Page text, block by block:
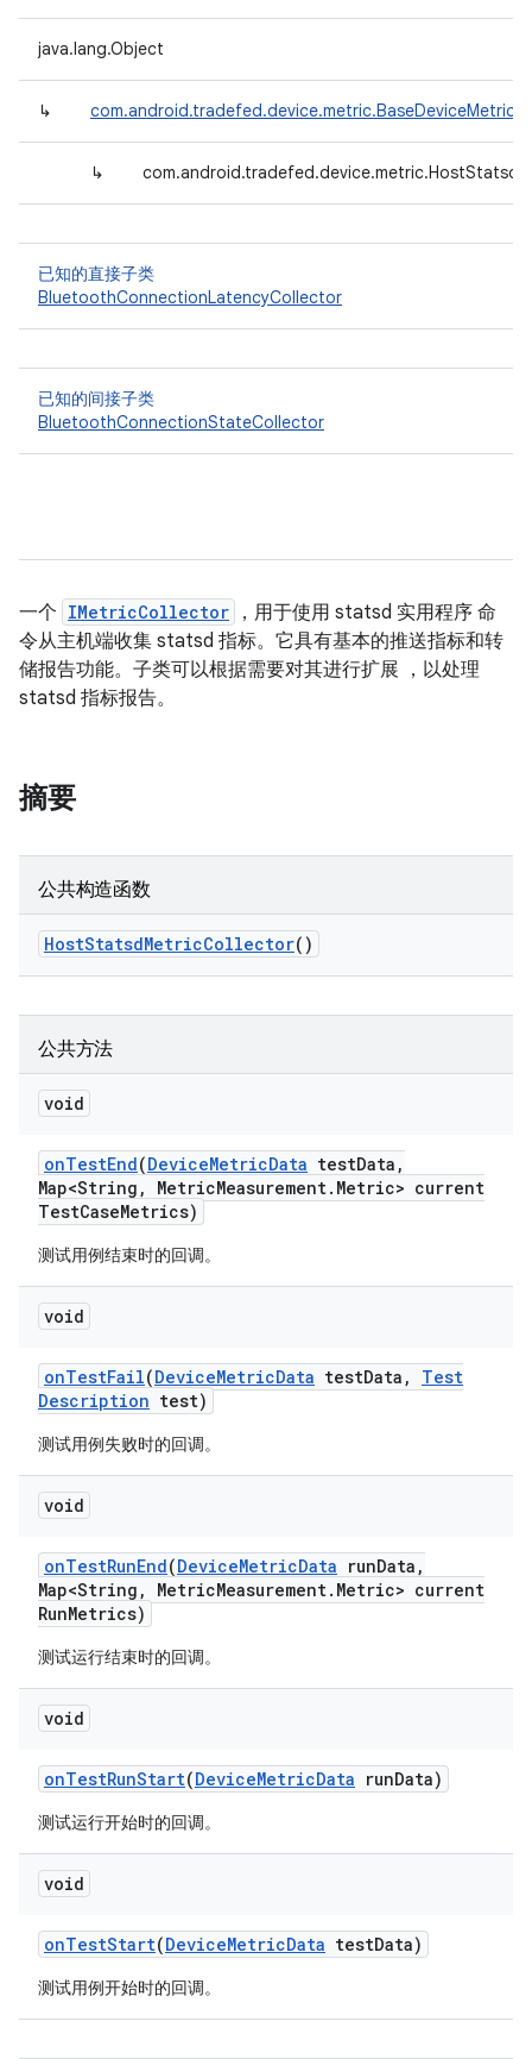
java.lang.Object
↳
↳
已知的直接子类
BluetoothConnectionLatencyCollector
已知的间接子类
BluetoothConnectionStateCollector
一个 IMetricCollector
，用于使用 statsd 实用程序 命
令从主机端收集 statsd 指标。它具有基本的推送指标和转
储报告功能。子类可以根据需要对其进行扩展 ，以处理
statsd 指标报告。
摘要
公共构造函数
HostStatsdMetricCollector()
公共方法
void
onTestEnd(DeviceMetricData testData ,
Map<String , MetricMeasurement. Metric> current
TestCaseMetrics)
测试用例结束时的回调。
void
onTestFail(DeviceMetricData testData ,
Test
Description test)
测试用例失败时的回调。
void
onTestRunEnd(DeviceMetricData runData ,
Map<String , MetricMeasurement. Metric> current
RunMetrics)
测试运行结束时的回调。
void
onTestRunStart(DeviceMetricData runData)
测试运行开始时的回调。
void
onTestStart(DeviceMetricData testData)
测试用例开始时的回调。